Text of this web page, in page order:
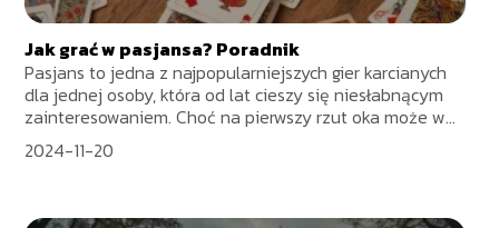
Jak grać w pasjansa? Poradnik
Pasjans to jedna z najpopularniejszych gier karcianych
dla jednej osoby, która od lat cieszy się niesłabnącym
zainteresowaniem. Choć na pierwszy rzut oka może w...
2024-11-20